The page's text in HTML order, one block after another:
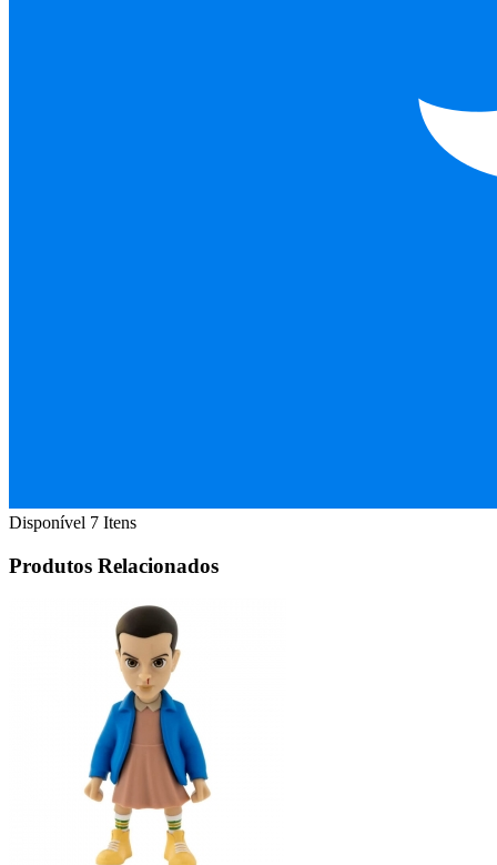
Disponível 7 Itens
Produtos Relacionados